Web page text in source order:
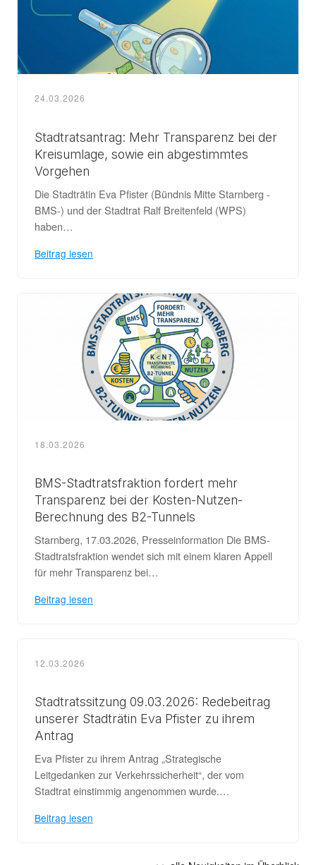
24.03.2026
Stadtratsantrag: Mehr Transparenz bei der
Kreisumlage, sowie ein abgestimmtes
Vorgehen
Die Stadträtin Eva Pfister (Bündnis Mitte Starnberg -
BMS-) und der Stadtrat Ralf Breitenfeld (WPS)
haben…
Beitrag lesen
18.03.2026
BMS-Stadtratsfraktion fordert mehr
Transparenz bei der Kosten-Nutzen-
Berechnung des B2-Tunnels
Starnberg, 17.03.2026, Presseinformation Die BMS-
Stadtratsfraktion wendet sich mit einem klaren Appell
für mehr Transparenz bei…
Beitrag lesen
12.03.2026
Stadtratssitzung 09.03.2026: Redebeitrag
unserer Stadträtin Eva Pfister zu ihrem
Antrag
Eva Pfister zu ihrem Antrag „Strategische
Leitgedanken zur Verkehrssicherheit“, der vom
Stadtrat einstimmig angenommen wurde.…
Beitrag lesen